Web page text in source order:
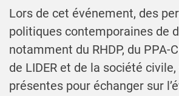
Lors de cet événement, des
politiques contemporaines de
notamment du RHDP, du PPA-
de LIDER et de la société
présentes pour échanger sur